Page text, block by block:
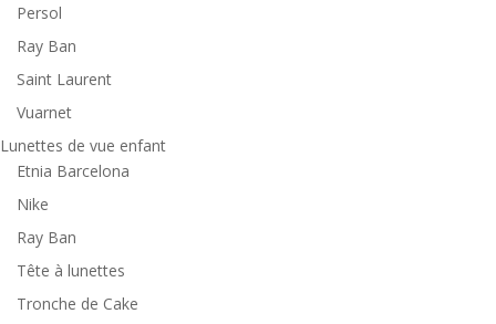
Persol
Ray Ban
Saint Laurent
Vuarnet
Lunettes de vue enfant
Etnia Barcelona
Nike
Ray Ban
Tête à lunettes
Tronche de Cake